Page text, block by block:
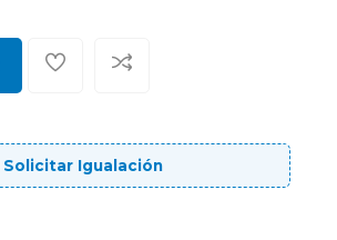
Solicitar Igualación